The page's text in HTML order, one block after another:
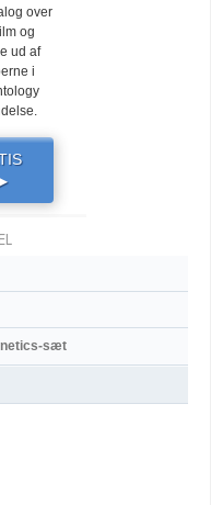
over
og
ud af
i
sæt